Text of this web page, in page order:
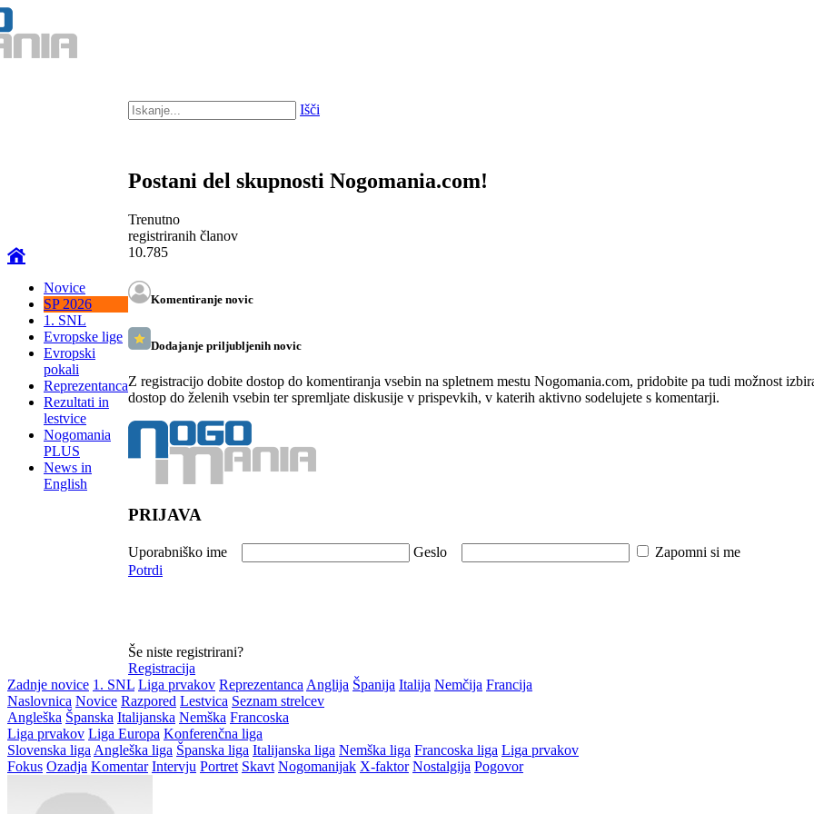
Novice
SP 2026
1. SNL
Evropske lige
Evropski
pokali
Reprezentanca
Rezultati in
lestvice
Nogomania
PLUS
News in
English
Išči
Postani del skupnosti Nogomania.com!
Trenutno
registriranih članov
10.785
Komentiranje novic
Dodajanje priljubljenih novic
Z registracijo dobite dostop do komentiranja vsebin na spletnem mestu Nogomania.com, pridobite pa tudi možnost
dostop do želenih vsebin ter spremljate diskusije v prispevkih, v katerih aktivno sodelujete s komentarji.
PRIJAVA
Uporabniško ime Geslo Zapomni si me
Potrdi
Še niste registrirani?
Registracija
Zadnje novice 1. SNL Liga prvakov Reprezentanca Anglija Španija Italija Nemčija Francija
Naslovnica Novice Razpored Lestvica Seznam strelcev
Angleška Španska Italijanska Nemška Francoska
Liga prvakov Liga Europa Konferenčna liga
Slovenska liga Angleška liga Španska liga Italijanska liga Nemška liga Francoska liga Liga prvakov
Fokus Ozadja Komentar Intervju Portret Skavt Nogomanijak X-faktor Nostalgija Pogovor